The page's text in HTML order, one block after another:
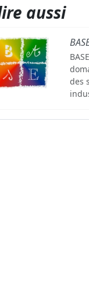
aussi
des